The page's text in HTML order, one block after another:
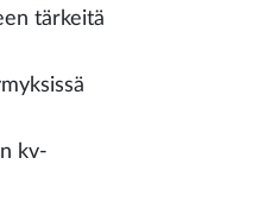
tärkeitä
kv-